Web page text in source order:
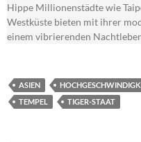
Hippe Millionenstädte wie
Westküste bieten mit ihrer
einem vibrierenden
ASIEN
TEMPEL
TIGER-STAAT